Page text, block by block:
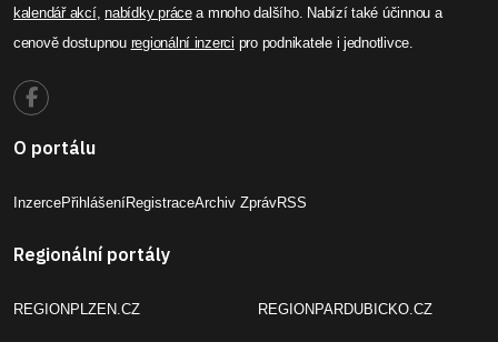
kalendář akcí,nabídky prácea mnoho dalšího. Nabízí také účinnou a
cenově dostupnou regionální inzerci pro podnikatele i jednotlivce.
O portálu
InzercePřihlášeníRegistraceArchiv ZprávRSS
Regionální portály
REGIONPLZEN.CZ REGIONPARDUBICKO.CZ